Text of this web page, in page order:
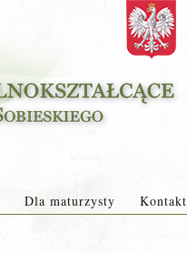
Dla maturzysty Kontakt